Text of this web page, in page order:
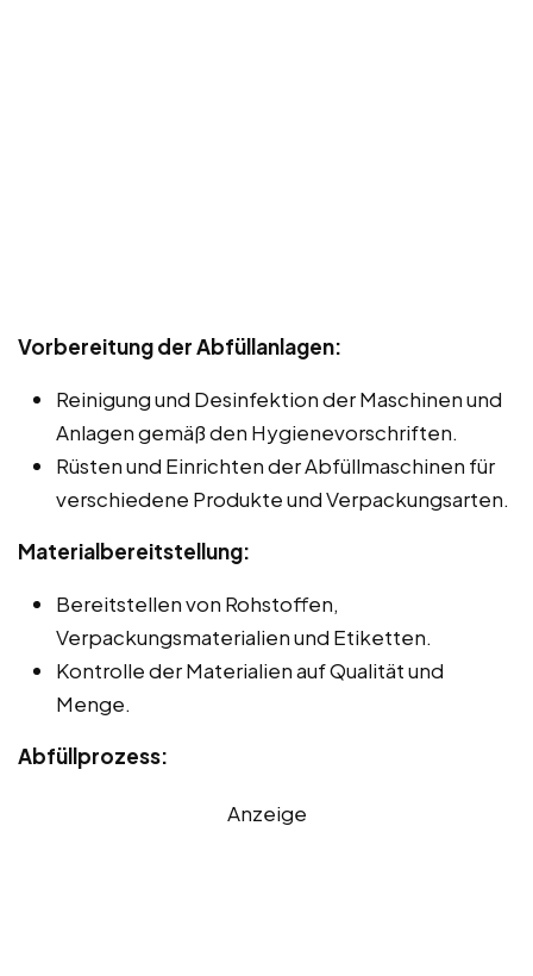
Vorbereitung der Abfüllanlagen:
Reinigung und Desinfektion der Maschinen und
Anlagen gemäß den Hygienevorschriften.
Rüsten und Einrichten der Abfüllmaschinen für
verschiedene Produkte und Verpackungsarten.
Materialbereitstellung:
Bereitstellen von Rohstoffen,
Verpackungsmaterialien und Etiketten.
Kontrolle der Materialien auf Qualität und
Menge.
Abfüllprozess:
Anzeige